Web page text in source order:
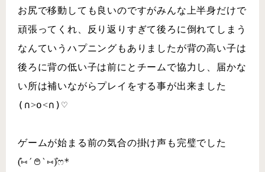
お尻で移動しても良いのですがみんな上半身だけで
頑張ってくれ、反り返りすぎて後ろに倒れてしまう
なんていうハプニングもありましたが背の高い子は
後ろに背の低い子は前にとチームで協力し、届かな
い所は補いながらプレイをする事が出来ました
(∩˃o˂∩)♡
ゲームが始まる前の気合の掛け声も完璧でした
(͒⑅′࿉‵⑅)͒ෆ*